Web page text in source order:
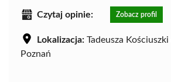
Czytaj opinie: Zobacz profil
Lokalizacja: Tadeusza
Poznań